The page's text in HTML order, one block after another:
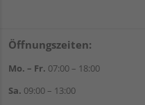
Öffnungszeiten:
Mo. – Fr. 07:00 – 18:00
Sa. 09:00 – 13:00